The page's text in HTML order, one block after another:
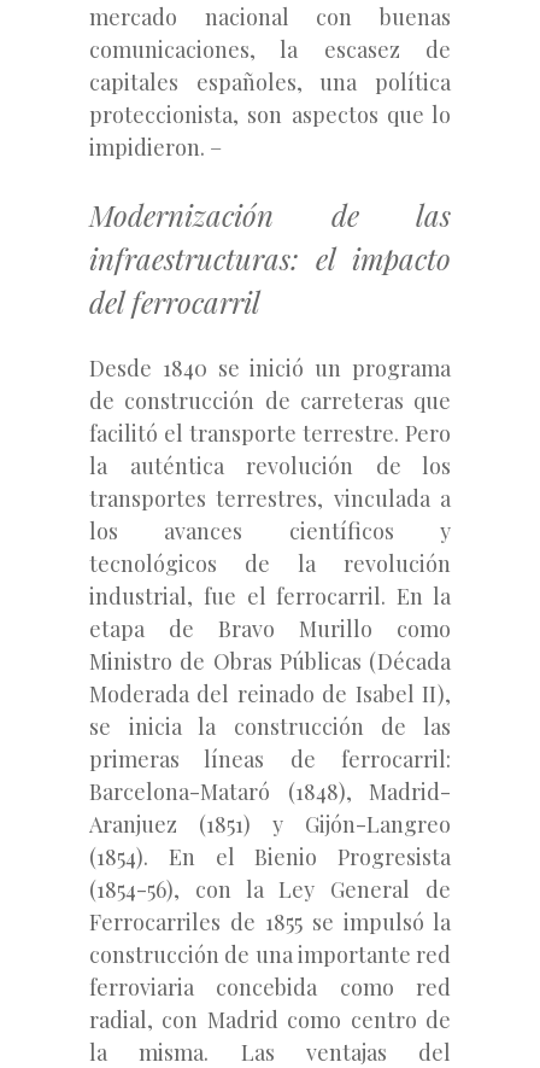
mercado nacional con buenas
comunicaciones, la escasez de
capitales españoles, una política
proteccionista, son aspectos que lo
impidieron. –
Modernización de las
infraestructuras: el impacto
del ferrocarril
Desde 1840 se inició un programa
de construcción de carreteras que
facilitó el transporte terrestre. Pero
la auténtica revolución de los
transportes terrestres, vinculada a
los avances científicos y
tecnológicos de la revolución
industrial, fue el ferrocarril. En la
etapa de Bravo Murillo como
Ministro de Obras Públicas (Década
Moderada del reinado de Isabel II),
se inicia la construcción de las
primeras líneas de ferrocarril:
Barcelona-Mataró (1848), Madrid-
Aranjuez (1851) y Gijón-Langreo
(1854). En el Bienio Progresista
(1854-56), con la Ley General de
Ferrocarriles de 1855 se impulsó la
construcción de una importante red
ferroviaria concebida como red
radial, con Madrid como centro de
la misma. Las ventajas del